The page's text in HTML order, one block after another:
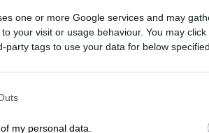
one or more Google services and may
your visit or usage behaviour. You may
party tags to use your data for below
my personal data.
17:37
στην Κρήνη
Ήχησε το 112 -
τρία αεροσκάφη
επίσης 24 πυροσβέστες